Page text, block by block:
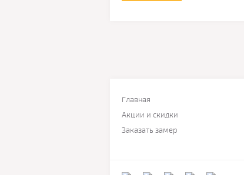
Главная
Акции и скидки
Заказать замер